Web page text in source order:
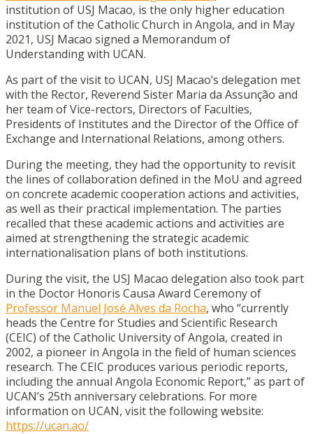
institution of USJ Macao, is the only higher education
institution of the Catholic Church in Angola, and in May
2021, USJ Macao signed a Memorandum of
Understanding with UCAN.
As part of the visit to UCAN, USJ Macao’s delegation met
with the Rector, Reverend Sister Maria da Assunção and
her team of Vice-rectors, Directors of Faculties,
Presidents of Institutes and the Director of the Office of
Exchange and International Relations, among others.
During the meeting, they had the opportunity to revisit
the lines of collaboration defined in the MoU and agreed
on concrete academic cooperation actions and activities,
as well as their practical implementation. The parties
recalled that these academic actions and activities are
aimed at strengthening the strategic academic
internationalisation plans of both institutions.
During the visit, the USJ Macao delegation also took part
in the Doctor Honoris Causa Award Ceremony of
Professor Manuel José Alves da Rocha, who “currently
heads the Centre for Studies and Scientific Research
(CEIC) of the Catholic University of Angola, created in
2002, a pioneer in Angola in the field of human sciences
research. The CEIC produces various periodic reports,
including the annual Angola Economic Report,” as part of
UCAN’s 25th anniversary celebrations. For more
information on UCAN, visit the following website:
https://ucan.ao/